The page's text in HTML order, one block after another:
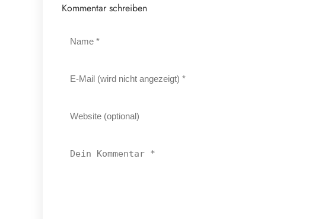
Kommentar schreiben